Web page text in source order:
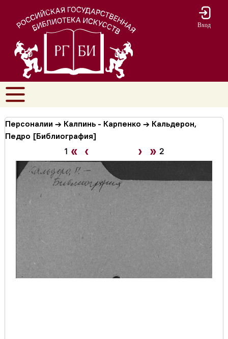
Вход
Персоналии → Калпинь - Карпенко → Кальдерон,
Педро [Библиография]
1 « ‹ › » 2